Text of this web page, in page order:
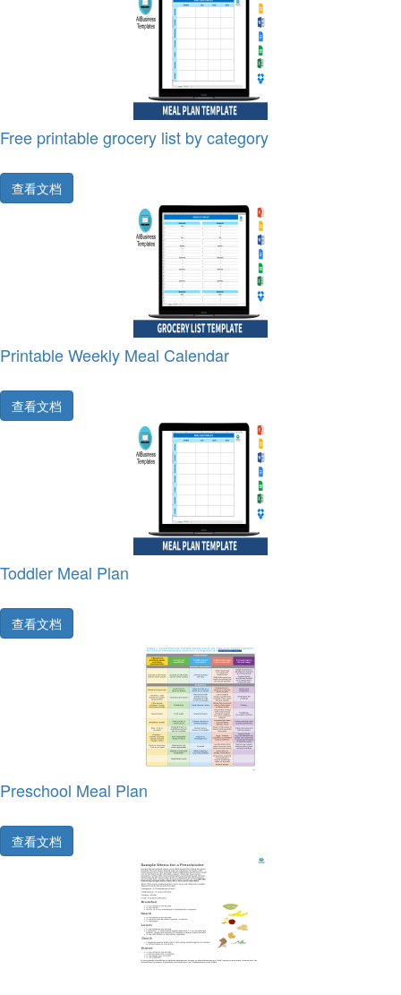
Free printable grocery list by category
查看文档
Printable Weekly Meal Calendar
查看文档
Toddler Meal Plan
查看文档
Preschool Meal Plan
查看文档